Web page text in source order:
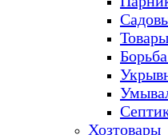
Хозтовары